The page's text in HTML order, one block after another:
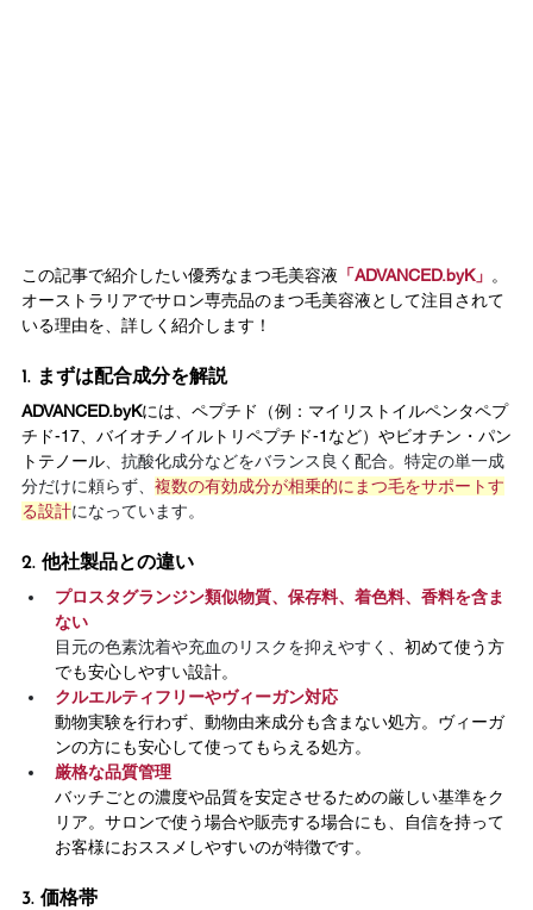
この記事で紹介したい優秀なまつ毛美容液 「ADVANCED.byK」 。
オーストラリアでサロン専売品のまつ毛美容液として注目されて
いる理由を、詳しく紹介します！
1. まずは配合成分を解説
ADVANCED.byKには、ペプチド（例：マイリストイルペンタペプ
チド-17、バイオチノイルトリペプチド-1など）やビオチン・パン
トテノール 、抗酸化成分などをバランス良く配合。特定の単一成
分だけに頼らず、 複数の有効成分が相乗的にまつ毛をサポートす
る設計になっています。
2. 他社製品との違い
プロスタグランジン類似物質、保存料、着色料、香料を含ま
ない
目元の色素沈着や充血のリスクを抑えやすく
、初めて使う方
でも安心しやすい設計。
クルエルティフリーやヴィーガン対応
動物実験を行わず、動物由来成分も含まない処方。ヴィーガ
ンの方にも安心して使ってもらえる処方。
厳格な品質管理
バッチごとの濃度や品質を安定させるための厳しい基準をク
リア。サロンで使う場合や販売する場合にも、自信を持って
お客様におススメしやすいのが特徴です。
3. 価格帯